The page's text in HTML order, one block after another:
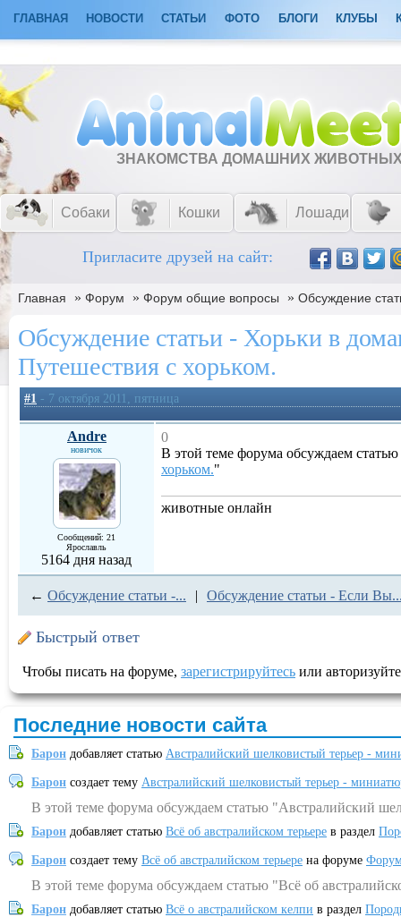
ГЛАВНАЯ НОВОСТИ СТАТЬИ ФОТО БЛОГИ КЛУБЫ
ЗНАКОМСТВА ДОМАШНИХ
Собаки Кошки Лошади
Пригласите друзей на сайт:
Главная » Форум » Форум общие вопросы » Обсуждение
Обсуждение статьи - Хорьки в
Путешествия с хорьком.
#1 - 7 октября 2011, пятница
Andre
новичок
Сообщений: 21
Ярославль
5164 дня назад
0
В этой теме форума обсуждаем
хорьком."
животные онлайн
← Обсуждение статьи -... | Обсуждение статьи - Если
Быстрый ответ
Чтобы писать на форуме, зарегистрируйтесь или
Последние новости сайта
Барон добавляет статью Австралийский шелковистый терьер -
Барон создает тему Австралийский шелковистый терьер -
В этой теме форума обсуждаем статью "Австралийский
Барон добавляет статью Всё об австралийском терьере в раздел
Барон создает тему Всё об австралийском терьере на форуме
В этой теме форума обсуждаем статью "Всё об
Барон добавляет статью Всё о австралийском келпи в раздел